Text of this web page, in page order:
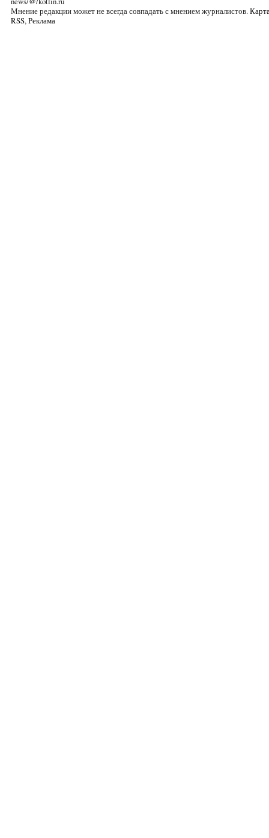
Мнение редакции может не всегда совпадать с мнением журналистов.
RSS,Реклама